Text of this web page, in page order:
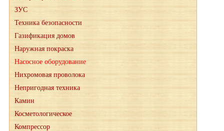
ЗУС
Техника безопасности
Газификация домов
Наружная покраска
Насосное оборудование
Нихромовая проволока
Непригодная техника
Камин
Косметологическое
Компрессор